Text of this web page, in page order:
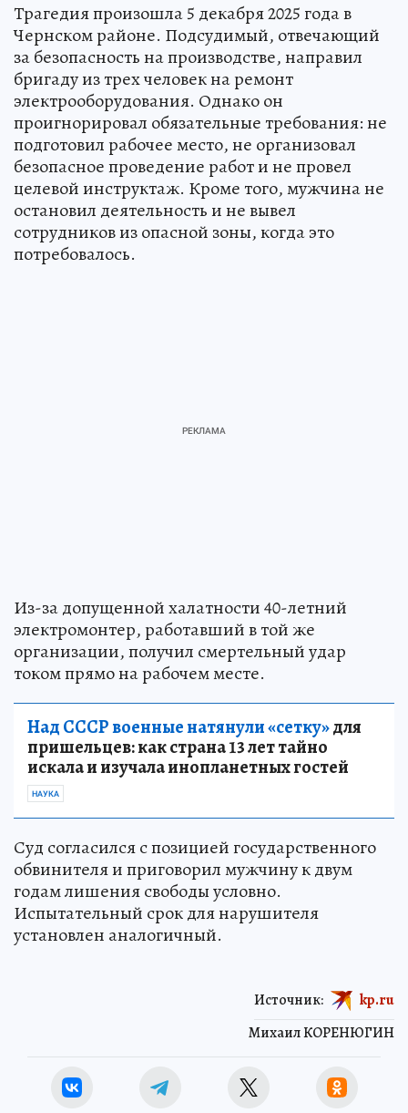
Трагедия произошла 5 декабря 2025 года в
Чернском районе. Подсудимый, отвечающий
за безопасность на производстве, направил
бригаду из трех человек на ремонт
электрооборудования. Однако он
проигнорировал обязательные требования: не
подготовил рабочее место, не организовал
безопасное проведение работ и не провел
целевой инструктаж. Кроме того, мужчина не
остановил деятельность и не вывел
сотрудников из опасной зоны, когда это
потребовалось.
Из-за допущенной халатности 40-летний
электромонтер, работавший в той же
организации, получил смертельный удар
током прямо на рабочем месте.
Над СССР военные натянули «сетку»для
пришельцев: как страна 13 лет тайно
искала и изучала инопланетных гостей
НАУКА
Суд согласился с позицией государственного
обвинителя и приговорил мужчину к двум
годам лишения свободы условно.
Испытательный срок для нарушителя
установлен аналогичный.
Михаил КОРЕНЮГИН
Источник: kp.ru